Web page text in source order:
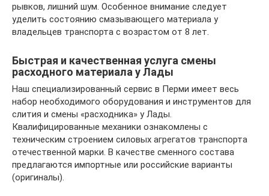
рывков, лишний шум. Особенное внимание следует
уделить состоянию смазывающего материала у
владельцев транспорта с возрастом от 8 лет.
Быстрая и качественная услуга смены
расходного материала у Лады
Наш специализированный сервис в Перми имеет весь
набор необходимого оборудования и инструментов для
слития и смены «расходника» у Лады.
Квалифицированные механики ознакомлены с
техническим строением силовых агрегатов транспорта
отечественной марки. В качестве сменного состава
предлагаются импортные или российские варианты
(оригиналы).